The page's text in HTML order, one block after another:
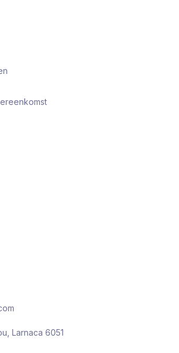
Larnaca 6051